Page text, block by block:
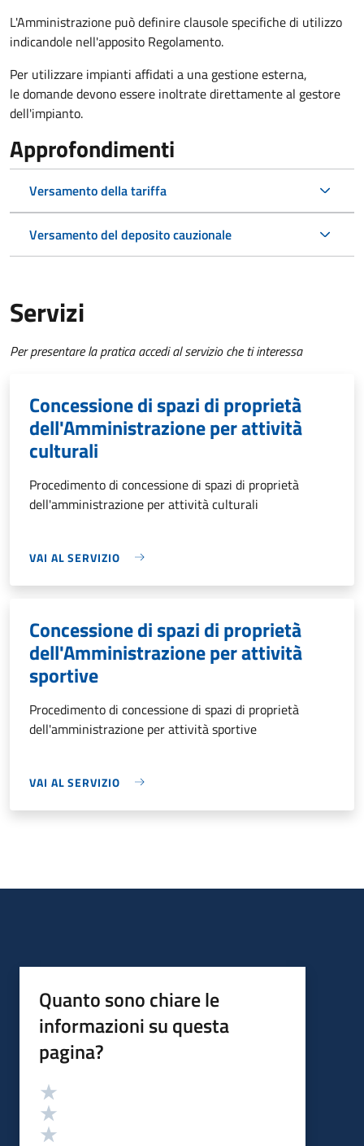
L'Amministrazione può definire clausole specifiche di utilizzo
indicandole nell'apposito Regolamento.
Per utilizzare impianti affidati a una gestione esterna,
le domande devono essere inoltrate direttamente al gestore
dell'impianto.
Approfondimenti
Versamento della tariffa
Versamento del deposito cauzionale
Servizi
Per presentare la pratica accedi al servizio che ti interessa
Concessione di spazi di proprietà
dell'Amministrazione per attività
culturali
Procedimento di concessione di spazi di proprietà
dell'amministrazione per attività culturali
VAI AL SERVIZIO
Concessione di spazi di proprietà
dell'Amministrazione per attività
sportive
Procedimento di concessione di spazi di proprietà
dell'amministrazione per attività sportive
VAI AL SERVIZIO
Quanto sono chiare le
informazioni su questa
pagina?
Valutazione